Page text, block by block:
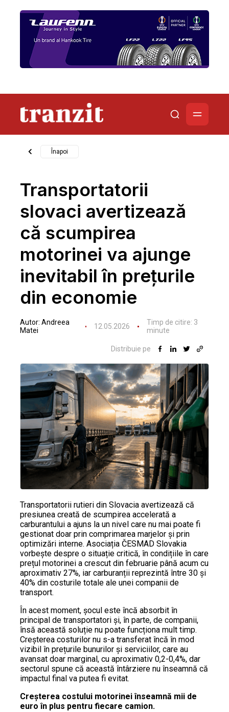
Înapoi
Transportatorii
slovaci avertizează
că scumpirea
motorinei va ajunge
inevitabil în prețurile
din economie
Autor: Andreea
Matei
12.05.2026 Timp de citire: 3
minute
Distribuie pe
Transportatorii rutieri din Slovacia avertizează că
presiunea creată de scumpirea accelerată a
carburantului a ajuns la un nivel care nu mai poate fi
gestionat doar prin comprimarea marjelor și prin
optimizări interne. Asociația ČESMAD Slovakia
vorbește despre o situație critică, în condițiile în care
prețul motorinei a crescut din februarie până acum cu
aproximativ 27%, iar carburanții reprezintă între 30 și
40% din costurile totale ale unei companii de
transport.
În acest moment, șocul este încă absorbit în
principal de transportatori și, în parte, de companii,
însă această soluție nu poate funcționa mult timp.
Creșterea costurilor nu s-a transferat încă în mod
vizibil în prețurile bunurilor și serviciilor, care au
avansat doar marginal, cu aproximativ 0,2-0,4%, dar
sectorul spune că această întârziere nu înseamnă că
impactul final va putea fi evitat.
Creșterea costului motorinei înseamnă mii de
euro în plus pentru fiecare camion.